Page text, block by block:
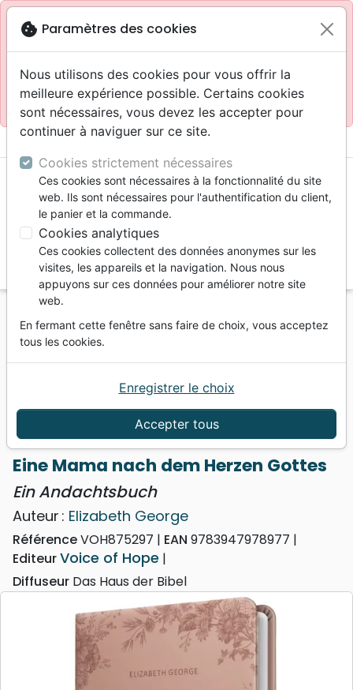
blockSite réservé aux professionnels
Accès pour les professionnels : Se connecter
Site pour le grand public : La Maison de la Bible
menu
Vous ne pouvez pas créer de nouvelle commande
depuis votre pays (United States).
Edification
Croissance spirituelle
Eine Mama nach dem Herzen Gottes - Ein
Eine Mama nach dem Herzen Gottes
Ein Andachtsbuch
Auteur : Elizabeth George
RéférenceVOH875297 EAN 9783947978977
EditeurVoice of Hope
Diffuseur Das Haus der Bibel
cookie Paramètres des cookies
Nous utilisons des cookies pour vous offrir la
meilleure expérience possible. Certains cookies
sont nécessaires, vous devez les accepter pour
continuer à naviguer sur ce site.
Cookies strictement nécessaires
Ces cookies sont nécessaires à la fonctionnalité du site
web. Ils sont nécessaires pour l'authentification du client,
le panier et la commande.
Cookies analytiques
Ces cookies collectent des données anonymes sur les
visites, les appareils et la navigation. Nous nous
appuyons sur ces données pour améliorer notre site
web.
En fermant cette fenêtre sans faire de choix, vous acceptez
tous les cookies.
Accepter tous
Enregistrer le choix